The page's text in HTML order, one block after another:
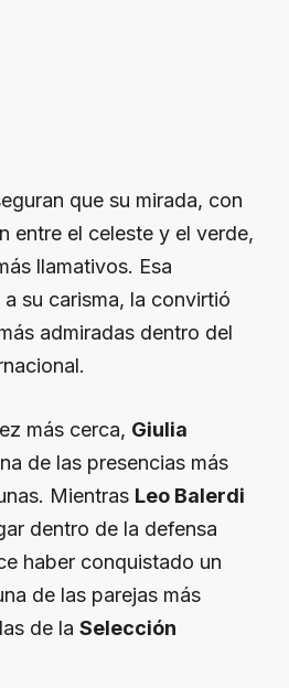
que su mirada, con
entre el celeste y el verde,
llamativos. Esa
su carisma, la convirtió
admiradas dentro del
más cerca, Giulia
de las presencias más
Mientras Leo Balerdi
dentro de la defensa
haber conquistado un
de las parejas más
de la Selección